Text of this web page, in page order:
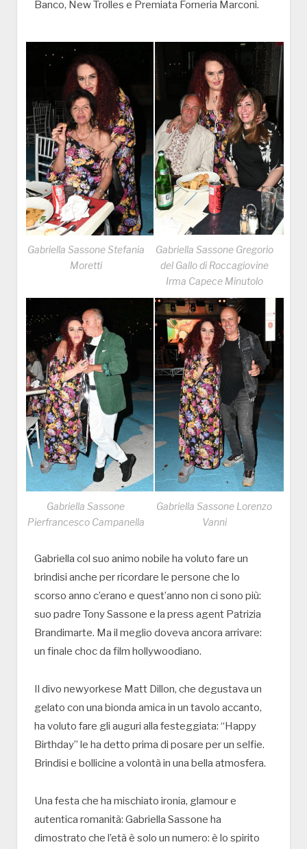
Banco, New Trolles e Premiata Forneria Marconi.
Gabriella Sassone Stefania
Moretti
Gabriella Sassone Gregorio
del Gallo di Roccagiovine
Irma Capece Minutolo
Gabriella Sassone
Pierfrancesco Campanella
Gabriella Sassone Lorenzo
Vanni
Gabriella col suo animo nobile ha voluto fare un
brindisi anche per ricordare le persone che lo
scorso anno c’erano e quest’anno non ci sono più:
suo padre Tony Sassone e la press agent Patrizia
Brandimarte. Ma il meglio doveva ancora arrivare:
un finale choc da film hollywoodiano.
Il divo newyorkese Matt Dillon, che degustava un
gelato con una bionda amica in un tavolo accanto,
ha voluto fare gli auguri alla festeggiata: “Happy
Birthday” le ha detto prima di posare per un selfie.
Brindisi e bollicine a volontà in una bella atmosfera.
Una festa che ha mischiato ironia, glamour e
autentica romanità: Gab­riella Sassone ha
dimostrato che l’età è solo un numero: è lo spirito